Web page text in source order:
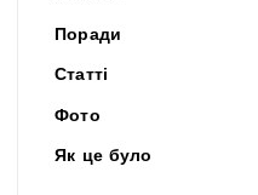
Поради
Статті
Фото
Як це було